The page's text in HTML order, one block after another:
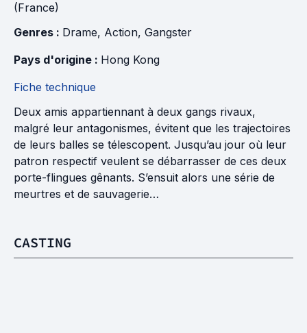
(France)
Genres : Drame, Action, Gangster
Pays d'origine : Hong Kong
Fiche technique
Deux amis appartiennant à deux gangs rivaux,
malgré leur antagonismes, évitent que les trajectoires
de leurs balles se télescopent. Jusqu’au jour où leur
patron respectif veulent se débarrasser de ces deux
porte-flingues gênants. S’ensuit alors une série de
meurtres et de sauvagerie…
CASTING